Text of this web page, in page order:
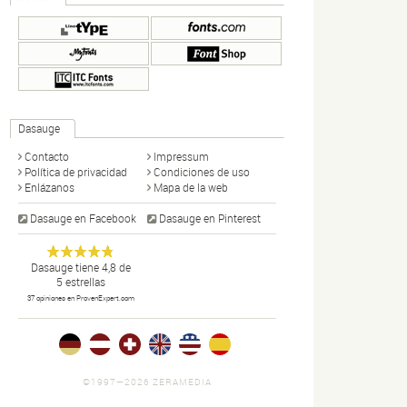
Dasauge
Contacto
Impressum
Política de privacidad
Condiciones de uso
Enlázanos
Mapa de la web
Dasauge en Facebook Dasauge en Pinterest
Dasauge
Portal de
diseño:
disñadores,
artistas
gráficos,
portfolios,
Anonym
Dasaugetiene4,8 de
5 estrellas
37 opiniones en ProvenExpert.com
©1997—2026 ZERAMEDIA